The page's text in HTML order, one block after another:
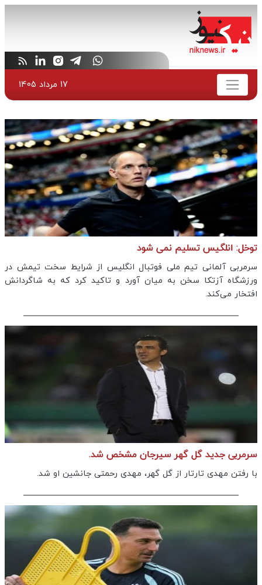
17 مرداد 1405
توخل: انلگیس تسلیم نمی شود
سرمربی آلمانی تیم ملی فوتبال انگلیس از شرایط سخت تیمش در
ورزشگاه آزتکا سخن به میان آورد و تاکید کرد که به شاگردانش
افتخار می‌کند.
سرمربی جدید گل گهر سیرجان مشخص شد.
با رفتن مهدی تارتار از گل گهر، مهدی رحمتی جانشین او شد.